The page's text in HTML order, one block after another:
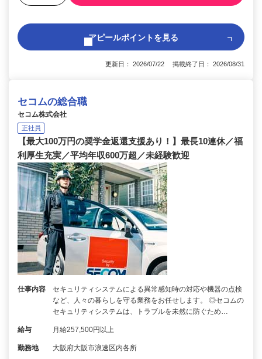
アピールポイントを見る
更新日： 2026/07/22 掲載終了日： 2026/08/31
セコムの総合職
セコム株式会社
正社員
【最大100万円の奨学金返還支援あり！】最長10連休／福
利厚生充実／平均年収600万超／未経験歓迎
仕事内容
セキュリティシステムによる異常感知時の対応や機器の点検
など、人々の暮らしを守る業務をお任せします。 ◎セコムの
セキュリティシステムは、トラブルを未然に防ぐため…
給与 月給257,500円以上
勤務地 大阪府大阪市浪速区内各所